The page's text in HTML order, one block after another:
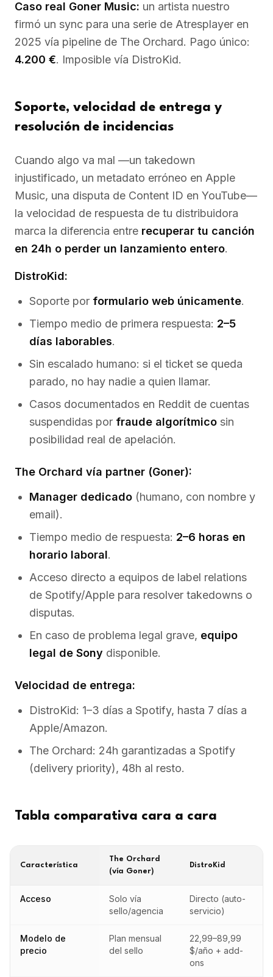
Caso real Goner Music: un artista nuestro
firmó un sync para una serie de Atresplayer en
2025 vía pipeline de The Orchard. Pago único:
4.200 €. Imposible vía DistroKid.
Soporte, velocidad de entrega y
resolución de incidencias
Cuando algo va mal —un takedown
injustificado, un metadato erróneo en Apple
Music, una disputa de Content ID en YouTube—
la velocidad de respuesta de tu distribuidora
marca la diferencia entre recuperar tu canción
en 24h o perder un lanzamiento entero.
DistroKid:
Soporte por formulario web únicamente.
Tiempo medio de primera respuesta: 2–5
días laborables.
Sin escalado humano: si el ticket se queda
parado, no hay nadie a quien llamar.
Casos documentados en Reddit de cuentas
suspendidas por fraude algorítmico sin
posibilidad real de apelación.
The Orchard vía partner (Goner):
Manager dedicado (humano, con nombre y
email).
Tiempo medio de respuesta: 2–6 horas en
horario laboral.
Acceso directo a equipos de label relations
de Spotify/Apple para resolver takedowns o
disputas.
En caso de problema legal grave, equipo
legal de Sony disponible.
Velocidad de entrega:
DistroKid: 1–3 días a Spotify, hasta 7 días a
Apple/Amazon.
The Orchard: 24h garantizadas a Spotify
(delivery priority), 48h al resto.
Tabla comparativa cara a cara
Característica
The Orchard
(vía Goner)
DistroKid
Acceso
Solo vía
sello/agencia
Directo (auto-
servicio)
Modelo de
precio
Plan mensual
del sello
22,99–89,99
$/año + add-
ons